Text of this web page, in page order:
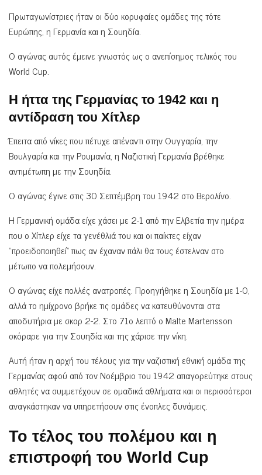
Πρωταγωνίστριες ήταν οι δύο κορυφαίες ομάδες της τότε
Ευρώπης, η Γερμανία και η Σουηδία.
Ο αγώνας αυτός έμεινε γνωστός ως ο ανεπίσημος τελικός του
World Cup.
Η ήττα της Γερμανίας το 1942 και η
αντίδραση του Χίτλερ
Έπειτα από νίκες που πέτυχε απέναντι στην Ουγγαρία, την
Βουλγαρία και την Ρουμανία, η Ναζιστική Γερμανία βρέθηκε
αντιμέτωπη με την Σουηδία.
Ο αγώνας έγινε στις 30 Σεπτέμβρη του 1942 στο Βερολίνο.
Η Γερμανική ομάδα είχε χάσει με 2-1 από την Ελβετία την ημέρα
που ο Χίτλερ είχε τα γενέθλιά του και οι παίκτες είχαν
“προειδοποιηθεί” πως αν έχαναν πάλι θα τους έστελναν στο
μέτωπο να πολεμήσουν.
Ο αγώνας είχε πολλές ανατροπές. Προηγήθηκε η Σουηδία με 1-0,
αλλά το ημίχρονο βρήκε τις ομάδες να κατευθύνονται στα
αποδυτήρια με σκορ 2-2. Στο 71ο λεπτό ο Malte Martensson
σκόραρε για την Σουηδία και της χάρισε την νίκη.
Αυτή ήταν η αρχή του τέλους για την ναζιστική εθνική ομάδα της
Γερμανίας αφού από τον Νοέμβριο του 1942 απαγορεύτηκε στους
αθλητές να συμμετέχουν σε ομαδικά αθλήματα και οι περισσότεροι
αναγκάστηκαν να υπηρετήσουν στις ένοπλες δυνάμεις.
Το τέλος του πολέμου και η
επιστροφή του World Cup